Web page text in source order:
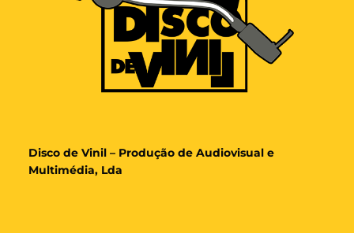
Disco de Vinil – Produção de Audiovisual e
Multimédia, Lda